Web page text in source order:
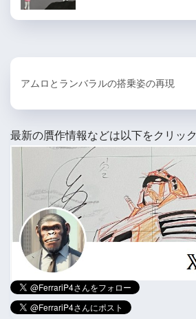
アムロとランバラルの搭乗姿の再現
最新の贋作情報などは以下をクリック